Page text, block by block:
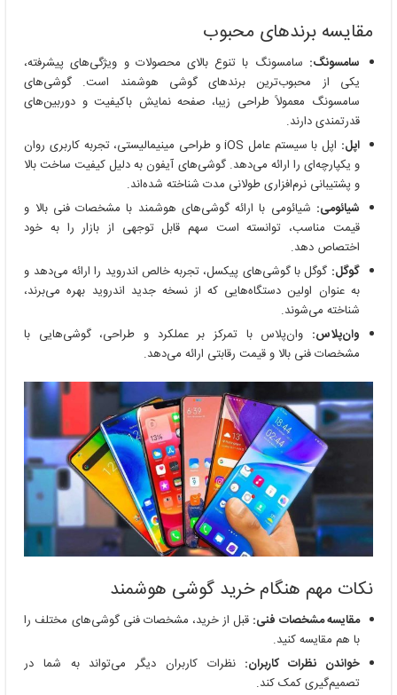
مقایسه برندهای محبوب
سامسونگ: سامسونگ با تنوع بالای محصولات و ویژگی‌های پیشرفته،
یکی از محبوب‌ترین برندهای گوشی هوشمند است. گوشی‌های
سامسونگ معمولاً طراحی زیبا، صفحه نمایش باکیفیت و دوربین‌های
قدرتمندی دارند.
اپل:
اپل با سیستم عامل iOS و طراحی مینیمالیستی، تجربه کاربری روان
و یکپارچه‌ای را ارائه می‌دهد. گوشی‌های آیفون به دلیل کیفیت ساخت بالا
و پشتیبانی نرم‌افزاری طولانی مدت شناخته شده‌اند.
شیائومی: شیائومی با ارائه گوشی‌های هوشمند با مشخصات فنی بالا و
قیمت مناسب، توانسته است سهم قابل توجهی از بازار را به خود
اختصاص دهد.
گوگل: گوگل با گوشی‌های پیکسل، تجربه خالص اندروید را ارائه می‌دهد و
به عنوان اولین دستگاه‌هایی که از نسخه جدید اندروید بهره می‌برند،
شناخته می‌شوند.
وان‌پلاس: وان‌پلاس با تمرکز بر عملکرد و طراحی، گوشی‌هایی با
مشخصات فنی بالا و قیمت رقابتی ارائه می‌دهد.
نکات مهم هنگام خرید گوشی هوشمند
مقایسه مشخصات فنی: قبل از خرید، مشخصات فنی گوشی‌های مختلف را
با هم مقایسه کنید.
خواندن نظرات کاربران: نظرات کاربران دیگر می‌تواند به شما در
تصمیم‌گیری کمک کند.